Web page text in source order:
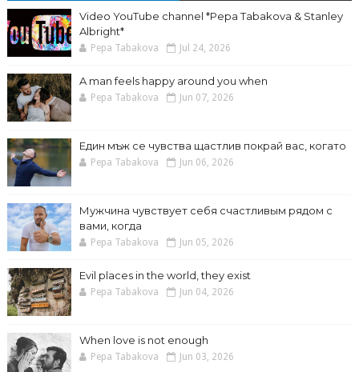
Video YouTube channel *Pepa Tabakova & Stanley
Albright*
Pepa Tabakova Jul 24, 2026
A man feels happy around you when
Pepa Tabakova Jun 07, 2026
Един мъж се чувства щастлив покрай вас, когато
Pepa Tabakova Jun 06, 2026
Мужчина чувствует себя счастливым рядом с
вами, когда
Pepa Tabakova Jun 05, 2026
Evil places in the world, they exist
Pepa Tabakova Jun 04, 2026
When love is not enough
Pepa Tabakova Jun 03, 2026